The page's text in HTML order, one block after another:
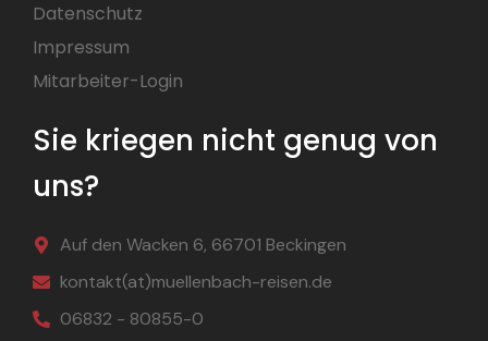
Datenschutz
Impressum
Mitarbeiter-Login
Sie kriegen nicht genug von
uns?
Auf den Wacken 6, 66701 Beckingen
kontakt(at)muellenbach-reisen.de
06832 - 80855-0